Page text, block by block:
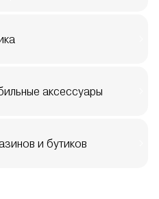
аксессуары
и бутиков